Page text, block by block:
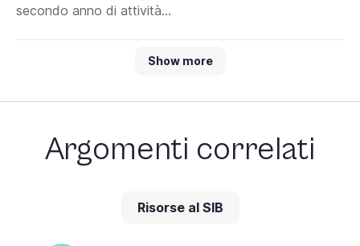
secondo anno di attività...
Show more
Argomenti correlati
Risorse al SIB